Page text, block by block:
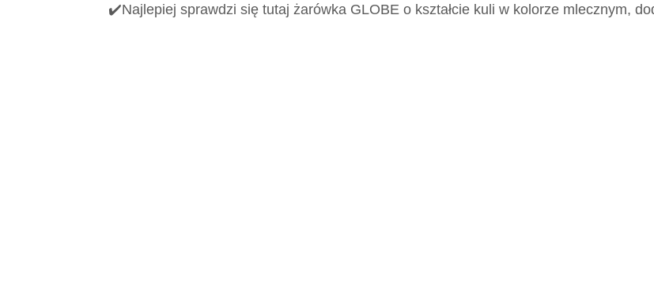
✔️Najlepiej sprawdzi się tutaj żarówka GLOBE o kształcie kuli w kolorze mlecznym,